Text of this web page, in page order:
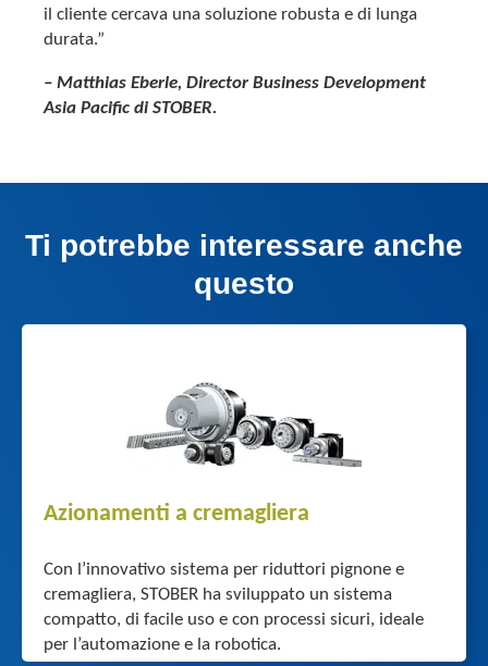
il cliente cercava una soluzione robusta e di lunga
durata.”
– Matthias Eberle, Director Business Development
Asia Pacific di STOBER.
Ti potrebbe interessare anche
questo
Azionamenti a cremagliera
Con l’innovativo sistema per riduttori pignone e
cremagliera, STOBER ha sviluppato un sistema
compatto, di facile uso e con processi sicuri, ideale
per l’automazione e la robotica.